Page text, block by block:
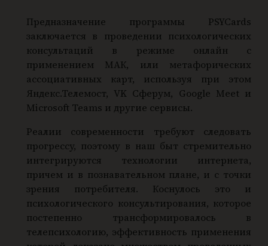
Предназначение программы PSYCards
заключается в проведении психологических
консультаций в режиме онлайн с
применением МАК, или метафорических
ассоциативных карт, используя при этом
Яндекс.Телемост, VK Сферум, Google Meet и
Microsoft Teams и другие сервисы.
Реалии современности требуют следовать
прогрессу, поэтому в наш быт стремительно
интегрируются технологии интернета,
причем и в познавательном плане, и с точки
зрения потребителя. Коснулось это и
психологического консультирования, которое
постепенно трансформировалось в
телепсихологию, эффективность применения